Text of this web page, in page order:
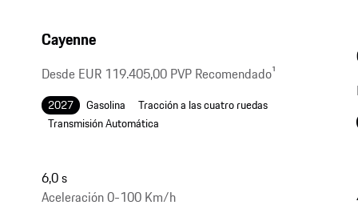
Cayenne
Desde EUR 119.405,00 PVP Recomendado1
2027 Gasolina
Tracción a las cuatro ruedas
Transmisión Automática
6,0 s
Aceleración 0-100 Km/h